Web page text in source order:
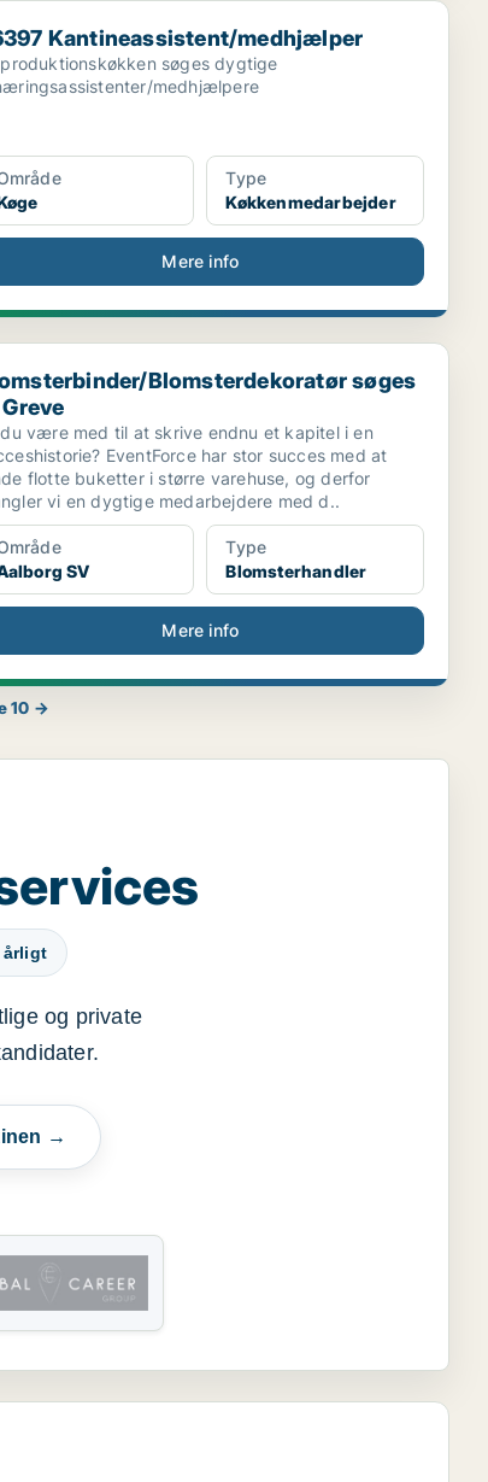
Kantineassistent/medhjælper
Kantineassistent/medhjælper
søges dygtige
medhjælpere
Type
Køkkenmedarbejder
Mere info
Blomsterdekoratør søges til Greve
Blomsterdekoratør søges
være med til at skrive endnu et kapitel i en
EventForce har stor succes med at
flotte buketter i større varehuse, og derfor
vi en dygtige medarbejdere med d..
SV
Type
Blomsterhandler
Mere info
10 →
årligt
og private
→